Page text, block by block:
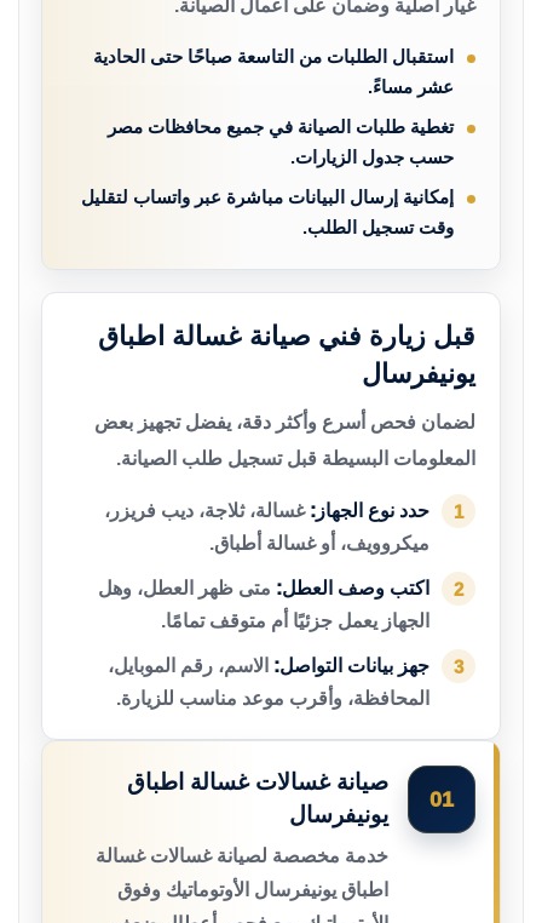
غيار أصلية وضمان على أعمال الصيانة.
استقبال الطلبات من التاسعة صباحًا حتى الحادية
عشر مساءً.
تغطية طلبات الصيانة في جميع محافظات مصر
حسب جدول الزيارات.
إمكانية إرسال البيانات مباشرة عبر واتساب لتقليل
وقت تسجيل الطلب.
قبل زيارة فني صيانة غسالة اطباق
يونيفرسال
لضمان فحص أسرع وأكثر دقة، يفضل تجهيز بعض
المعلومات البسيطة قبل تسجيل طلب الصيانة.
1 حدد نوع الجهاز: غسالة، ثلاجة، ديب فريزر،
ميكروويف، أو غسالة أطباق.
2 اكتب وصف العطل: متى ظهر العطل، وهل
الجهاز يعمل جزئيًا أم متوقف تمامًا.
3 جهز بيانات التواصل: الاسم، رقم الموبايل،
المحافظة، وأقرب موعد مناسب للزيارة.
01
صيانة غسالات غسالة اطباق
يونيفرسال
خدمة مخصصة لصيانة غسالات غسالة
اطباق يونيفرسال الأوتوماتيك وفوق